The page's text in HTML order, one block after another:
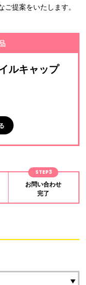
提案をいたします。
ルキャップ
STEP3
お問い合わせ
完了